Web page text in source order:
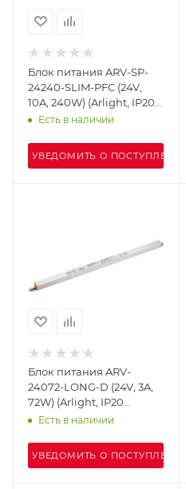
Блок питания ARV-SP-
24240-SLIM-PFC (24V,
10A, 240W) (Arlight, IP20
Пластик, 5 лет)
Есть в наличии
УВЕДОМИТЬ О ПОСТУПЛЕНИИ
Блок питания ARV-
24072-LONG-D (24V, 3A,
72W) (Arlight, IP20
Металл, 3 года)
Есть в наличии
УВЕДОМИТЬ О ПОСТУПЛЕНИИ